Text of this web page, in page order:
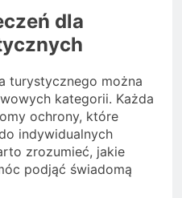
dla
turystycznego można
kategorii. Każda
ochrony, które
indywidualnych
zrozumieć, jakie
podjąć świadomą